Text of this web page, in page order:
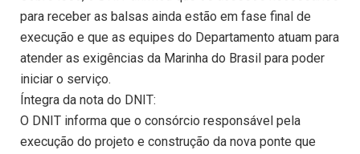
para receber as balsas ainda estão em fase final de
execução e que as equipes do Departamento atuam para
atender as exigências da Marinha do Brasil para poder
iniciar o serviço.
Íntegra da nota do DNIT:
O DNIT informa que o consórcio responsável pela
execução do projeto e construção da nova ponte que